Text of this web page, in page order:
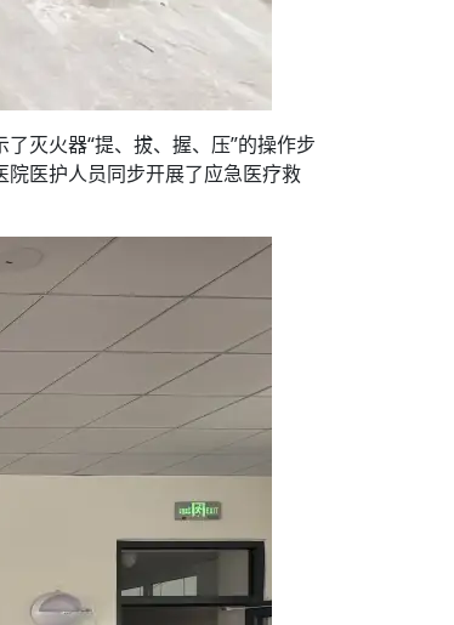
灭火器“提、拔、握、压”的操作步
医护人员同步开展了应急医疗救